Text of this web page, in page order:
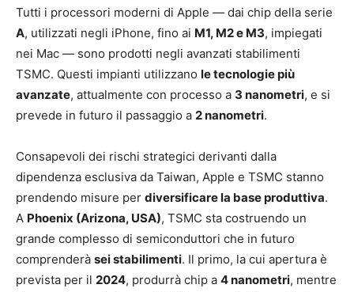
Tutti i processori moderni di Apple — dai chip della serie
A, utilizzati negli iPhone, fino ai M1, M2 e M3, impiegati
nei Mac — sono prodotti negli avanzati stabilimenti
TSMC. Questi impianti utilizzano le tecnologie più
avanzate, attualmente con processo a 3 nanometri, e si
prevede in futuro il passaggio a 2 nanometri.
Consapevoli dei rischi strategici derivanti dalla
dipendenza esclusiva da Taiwan, Apple e TSMC stanno
prendendo misure per diversificare la base produttiva.
A Phoenix (Arizona, USA), TSMC sta costruendo un
grande complesso di semiconduttori che in futuro
comprenderà sei stabilimenti. Il primo, la cui apertura è
prevista per il 2024, produrrà chip a 4 nanometri, mentre